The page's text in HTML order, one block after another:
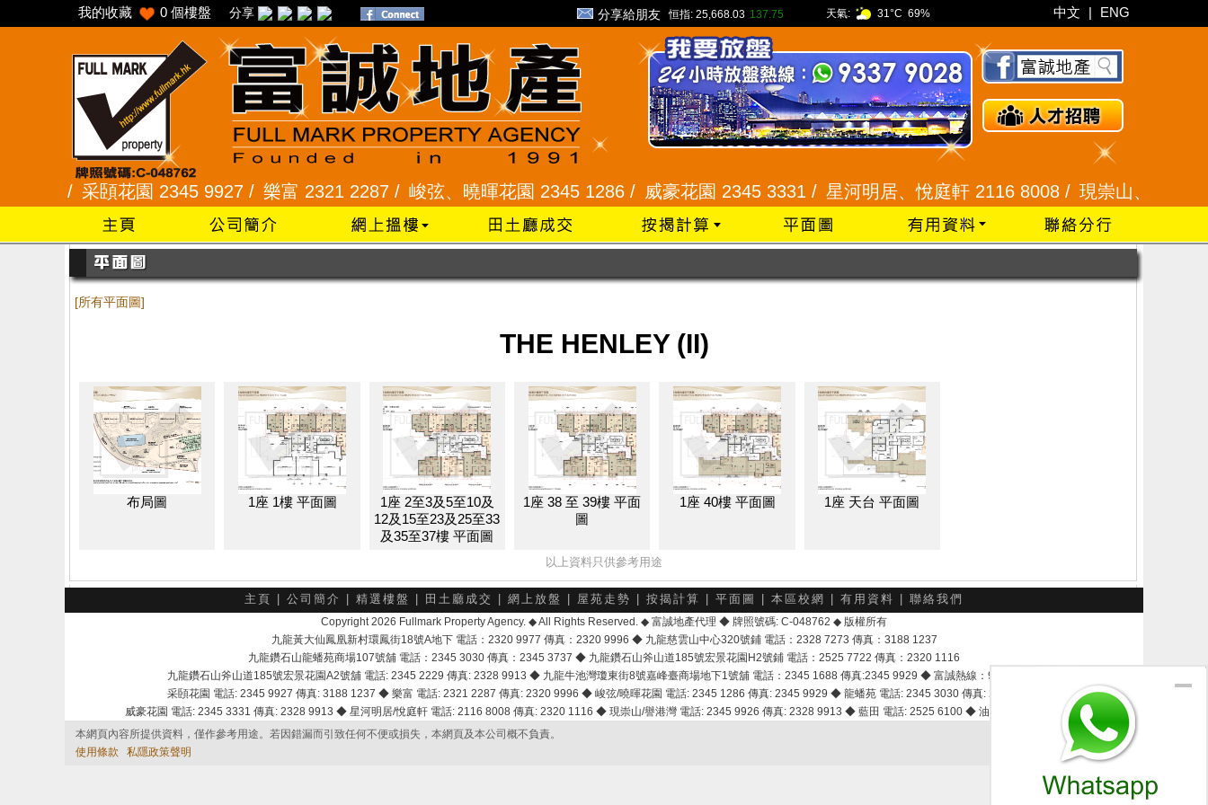
我的收藏 0 個樓盤 分享 分享給朋友 恒指: 25,668.03 137.75 天氣: 31°C 69% 中文 | ENG
采頣花園 2345 9927 / 樂富 2321 2287 / 峻弦、曉暉花園 2345 1286 / 威豪花園 2345 3331 / 星河明居、悅庭軒 2116 8008 / 現崇山、譽港灣
[所有平面圖]
THE HENLEY (II)
布局圖 1座 1樓 平面圖
1座 2至3及5至10及
12及15至23及25至33
及35至37樓 平面圖
1座 38 至 39樓 平面
圖
1座 40樓 平面圖 1座 天台 平面圖
以上資料只供參考用途
主頁 公司簡介 精選樓盤 田土廳成交 網上放盤 屋苑走勢 按揭計算 平面圖 本區校網 有用資料 聯絡我們
Copyright 2026 Fullmark Property Agency. ◆ All Rights Reserved. ◆ 富誠地產代理 ◆ 牌照號碼: C-048762 ◆ 版權所有
九龍黃大仙鳳凰新村環鳳街18號A地下 電話：2320 9977 傳真：2320 9996 ◆ 九龍慈雲山中心320號鋪 電話：2328 7273 傳真：3188 1237
九龍鑽石山龍蟠苑商場107號舖 電話：2345 3030 傳真：2345 3737 ◆ 九龍鑽石山斧山道185號宏景花園H2號鋪 電話：2525 7722 傳真：2320 1116
九龍鑽石山斧山道185號宏景花園A2號舖 電話: 2345 2229 傳真: 2328 9913 ◆ 九龍牛池灣瓊東街8號嘉峰臺商場地下1號舖 電話：2345 1688 傳真:2345 9929 ◆ 富誠熱線：9337 9028
采頣花園 電話: 2345 9927 傳真: 3188 1237 ◆ 樂富 電話: 2321 2287 傳真: 2320 9996 ◆ 峻弦/曉暉花園 電話: 2345 1286 傳真: 2345 9929 ◆ 龍蟠苑 電話: 2345 3030 傳真: 2345 3737
威豪花園 電話: 2345 3331 傳真: 2328 9913 ◆ 星河明居/悅庭軒 電話: 2116 8008 傳真: 2320 1116 ◆ 現崇山/譽港灣 電話: 2345 9926 傳真: 2328 9913 ◆ 藍田 電話: 2525 6100 ◆ 油塘 電話: 2525 3600
本網頁內容所提供資料，僅作參考用途。若因錯漏而引致任何不便或損失，本網頁及本公司概不負責。
使用條款
私隱政策聲明